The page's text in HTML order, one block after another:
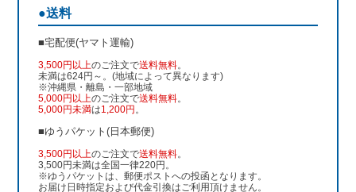
●送料
■宅配便(ヤマト運輸)
3,500円以上のご注文で送料無料。
未満は624円～。(地域によって異なります)
※沖縄県・離島・一部地域
5,000円以上のご注文で送料無料。
5,000円未満は1,200円 。
■ゆうパケット(日本郵便)
3,500円以上のご注文で送料無料。
3,500円未満は全国一律220円。
※ゆうパケットは、郵便ポストへの投函となります。
お届け日時指定および代金引換はご利用頂けません。